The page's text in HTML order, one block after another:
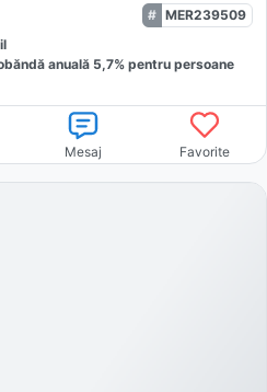
MER239509
anuală 5,7% pentru persoane
Mesaj Favorite